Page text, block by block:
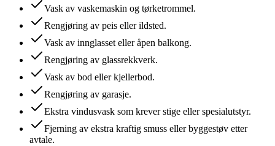
Vask av vaskemaskin og tørketrommel.
Rengjøring av peis eller ildsted.
Vask av innglasset eller åpen balkong.
Rengjøring av glassrekkverk.
Vask av bod eller kjellerbod.
Rengjøring av garasje.
Ekstra vindusvask som krever stige eller spesialutstyr.
Fjerning av ekstra kraftig smuss eller byggestøv etter
avtale.